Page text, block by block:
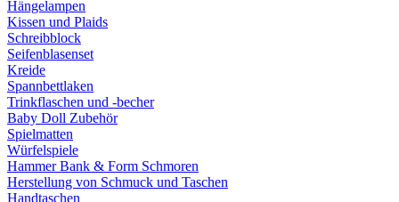
Hängelampen
Kissen und Plaids
Schreibblock
Seifenblasenset
Kreide
Spannbettlaken
Trinkflaschen und -becher
Baby Doll Zubehör
Spielmatten
Würfelspiele
Hammer Bank & Form Schmoren
Herstellung von Schmuck und Taschen
Handtaschen